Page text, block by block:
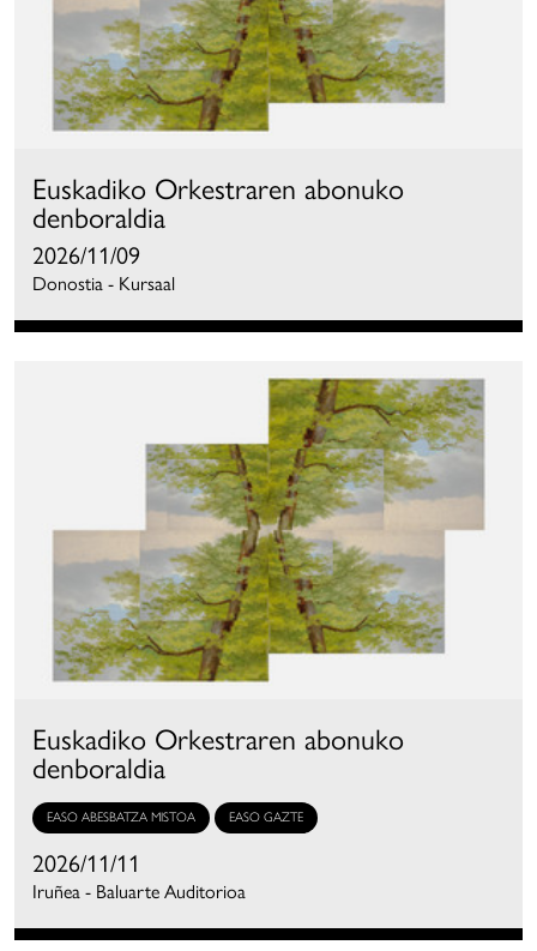
Euskadiko Orkestraren abonuko
denboraldia
2026/11/09
Donostia - Kursaal
Euskadiko Orkestraren abonuko
denboraldia
EASO ABESBATZA MISTOA EASO GAZTE
2026/11/11
Iruñea - Baluarte Auditorioa